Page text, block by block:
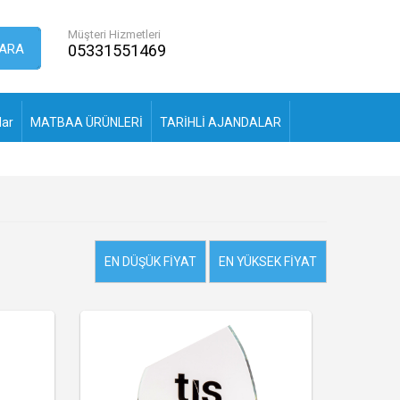
Müşteri Hizmetleri
05331551469
MATBAA ÜRÜNLERİ TARİHLİ AJANDALAR
EN DÜŞÜK FIYAT EN YÜKSEK FIYAT